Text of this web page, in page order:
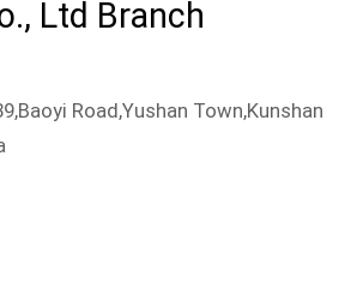
Ltd Branch
Road,Yushan Town,Kunshan